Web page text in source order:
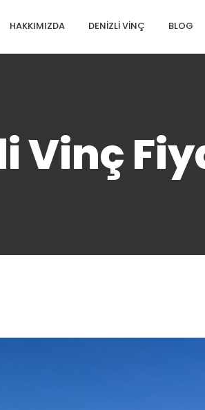
HAKKIMIZDA DENIZLI VINÇ BLOG
Vinç